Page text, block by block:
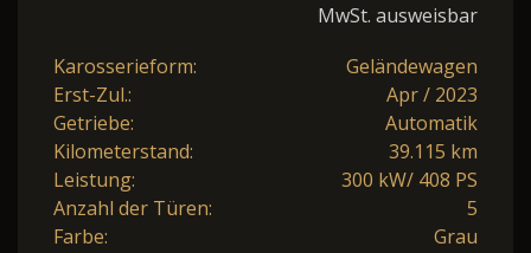
MwSt. ausweisbar
Karosserieform:
Geländewagen
Erst-Zul.:
Apr / 2023
Getriebe:
Automatik
Kilometerstand:
39.115 km
Leistung:
300 kW/ 408 PS
Anzahl der Türen:
5
Farbe:
Grau